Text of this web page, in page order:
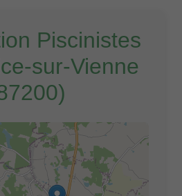
Piscinistes
sur-Vienne